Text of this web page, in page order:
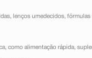
lenços umedecidos,
como alimentação rápida,